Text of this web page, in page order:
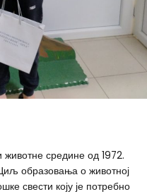
средине од 1972.
образовања о животној
свести коју је потребно